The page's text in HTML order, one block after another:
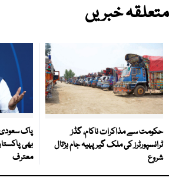
متعلقہ خبریں
حکومت سے مذاکرات ناکام، گڈز
ٹرانسپورٹرز کی ملک گیر پہیہ جام ہڑتال
شروع
پاک سعودی
بھی
معترف